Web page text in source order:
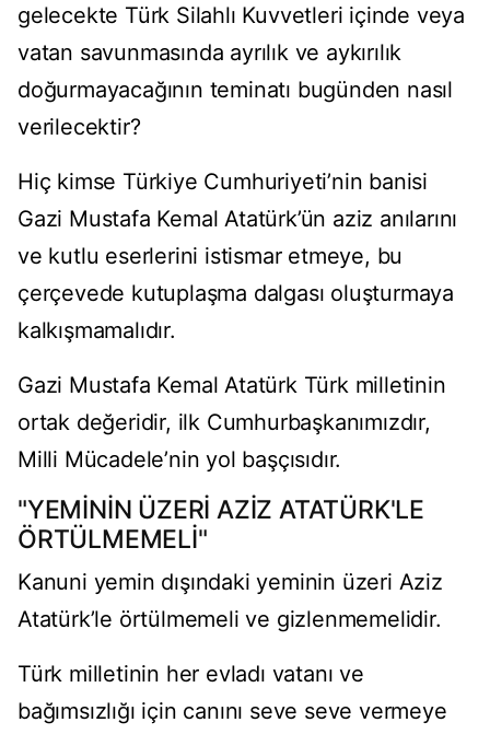
gelecekte Türk Silahlı Kuvvetleri içinde veya
vatan savunmasında ayrılık ve aykırılık
doğurmayacağının teminatı bugünden nasıl
verilecektir?
Hiç kimse Türkiye Cumhuriyeti’nin banisi
Gazi Mustafa Kemal Atatürk’ün aziz anılarını
ve kutlu eserlerini istismar etmeye, bu
çerçevede kutuplaşma dalgası oluşturmaya
kalkışmamalıdır.
Gazi Mustafa Kemal Atatürk Türk milletinin
ortak değeridir, ilk Cumhurbaşkanımızdır,
Milli Mücadele’nin yol başçısıdır.
"YEMİNİN ÜZERİ AZİZ ATATÜRK'LE
ÖRTÜLMEMELİ"
Kanuni yemin dışındaki yeminin üzeri Aziz
Atatürk’le örtülmemeli ve gizlenmemelidir.
Türk milletinin her evladı vatanı ve
bağımsızlığı için canını seve seve vermeye